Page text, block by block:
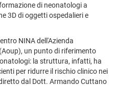
di neonatologi a
3D di oggetti ospedalieri e
NINA dell'Azienda
un punto di riferimento
la struttura, infatti, ha
per ridurre il rischio clinico nei
dal Dott. Armando Cuttano